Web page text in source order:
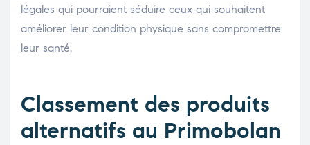
légales qui pourraient séduire ceux qui souhaitent
améliorer leur condition physique sans compromettre
leur santé.
Classement des produits
alternatifs au Primobolan